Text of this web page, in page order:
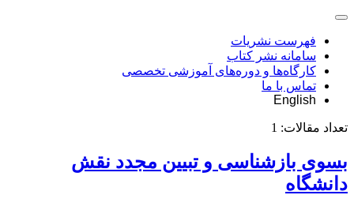
فهرست نشریات
سامانه نشر کتاب
کارگاه‌ها و دوره‌های آموزشی تخصصی
تماس با ما
English
تعداد مقالات: 1
بسوی بازشناسی و تبیین مجدد نقش
دانشگاه